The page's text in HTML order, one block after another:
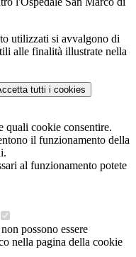
utilizzati si avvalgono di
alle finalità illustrate nella
tutti i cookies
quali cookie consentire.
il funzionamento della
al funzionamento potete
possono essere
nella pagina della cookie